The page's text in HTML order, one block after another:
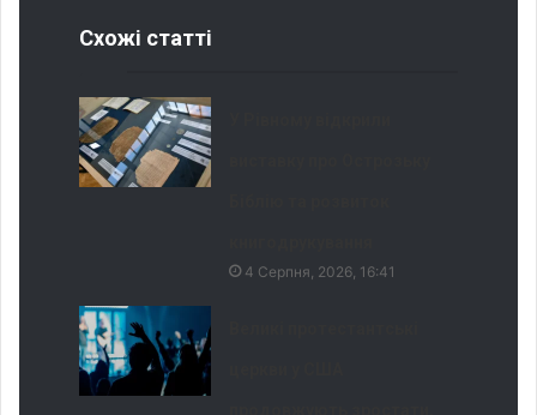
Схожі статті
4 Серпня, 2026, 16:41